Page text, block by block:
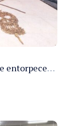
PMAM apreende 16,6 toneladas de entorpecentes e registra aumento nas prisões em flagrante e nas capturas de foragidos no primeiro semestre de 2026